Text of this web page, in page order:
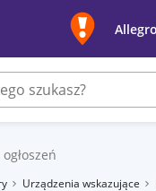
ogłoszeń
Urządzenia wskazujące